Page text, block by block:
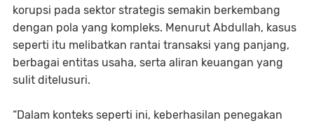
korupsi pada sektor strategis semakin berkembang
dengan pola yang kompleks. Menurut Abdullah, kasus
seperti itu melibatkan rantai transaksi yang panjang,
berbagai entitas usaha, serta aliran keuangan yang
sulit ditelusuri.
“Dalam konteks seperti ini, keberhasilan penegakan